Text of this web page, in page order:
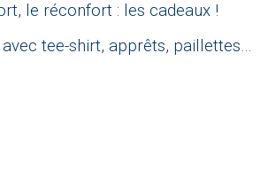
le réconfort : les cadeaux !
avec tee-shirt, apprêts, paillettes…